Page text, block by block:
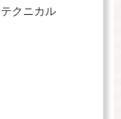
クニカル